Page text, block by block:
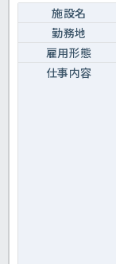
施設名
勤務地
雇用形態
仕事内容